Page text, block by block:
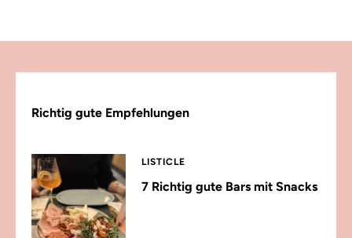
Richtig gute Empfehlungen
LISTICLE
7 Richtig gute Bars mit Snacks